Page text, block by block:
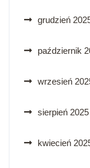
grudzień
październik
wrzesień
sierpień 2025
kwiecień